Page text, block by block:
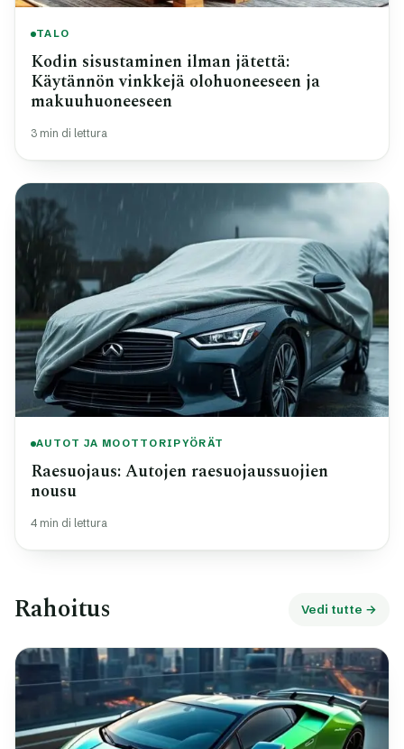
TALO
Kodin sisustaminen ilman jätettä:
Käytännön vinkkejä olohuoneeseen ja
makuuhuoneeseen
3 min di lettura
AUTOT JA MOOTTORIPYÖRÄT
Raesuojaus: Autojen raesuojaussuojien
nousu
4 min di lettura
Rahoitus Vedi tutte →